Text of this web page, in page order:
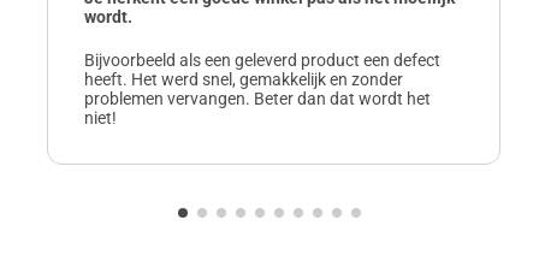
wordt.
Bijvoorbeeld als een geleverd product een defect
heeft. Het werd snel, gemakkelijk en zonder
problemen vervangen. Beter dan dat wordt het
niet!